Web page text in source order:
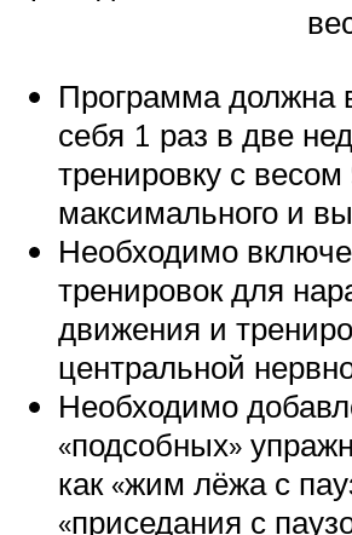
Программа должна
себя 1 раз в две
тренировку с весом
максимального и
Необходимо
тренировок для
движения и
центральной
Необходимо
«подсобных»
как «жим лёжа с
«приседания с